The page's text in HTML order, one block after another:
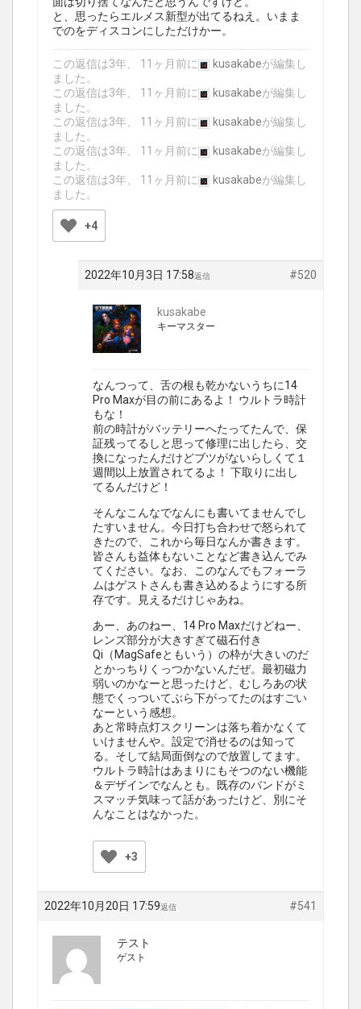
と、思ったらエルメス新型が出てるねえ。いまま
でのをディスコンにしただけかー。
この返信は3年、 11ヶ月前に kusakabeが編集し
ました。
この返信は3年、 11ヶ月前に
kusakabeが編集し
ました。
この返信は3年、 11ヶ月前に
kusakabeが編集し
ました。
この返信は3年、 11ヶ月前に
kusakabeが編集し
ました。
この返信は3年、 11ヶ月前に
kusakabeが編集し
ました。
+4
2022年10月3日 17:58 #520
返信
kusakabe
キーマスター
なんつって、舌の根も乾かないうちに14
Pro Maxが目の前にあるよ！ ウルトラ時計
もな！
前の時計がバッテリーへたってたんで、保
証残ってるしと思って修理に出したら、交
換になったんだけどブツがないらしくて１
週間以上放置されてるよ！ 下取りに出し
てるんだけど！
そんなこんなでなんにも書いてませんでし
たすいません。今日打ち合わせで怒られて
きたので、これから毎日なんか書きます。
皆さんも益体もないことなど書き込んでみ
てください。なお、このなんでもフォーラ
ムはゲストさんも書き込めるようにする所
存です。見えるだけじゃあね。
あー、あのねー、14 Pro Maxだけどねー、
レンズ部分が大きすぎて磁石付き
Qi（MagSafeともいう）の枠が大きいのだ
とかっちりくっつかないんだぜ。最初磁力
弱いのかなーと思ったけど、むしろあの状
態でくっついてぶら下がってたのはすごい
なーという感想。
あと常時点灯スクリーンは落ち着かなくて
いけませんや。設定で消せるのは知って
る。そして結局面倒なので放置してます。
ウルトラ時計はあまりにもそつのない機能
＆デザインでなんとも。既存のバンドがミ
スマッチ気味って話があったけど、別にそ
んなことはなかった。
+3
2022年10月20日 17:59 #541
返信
テスト
ゲスト